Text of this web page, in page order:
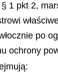
1 pkt 2,
po
ochrony